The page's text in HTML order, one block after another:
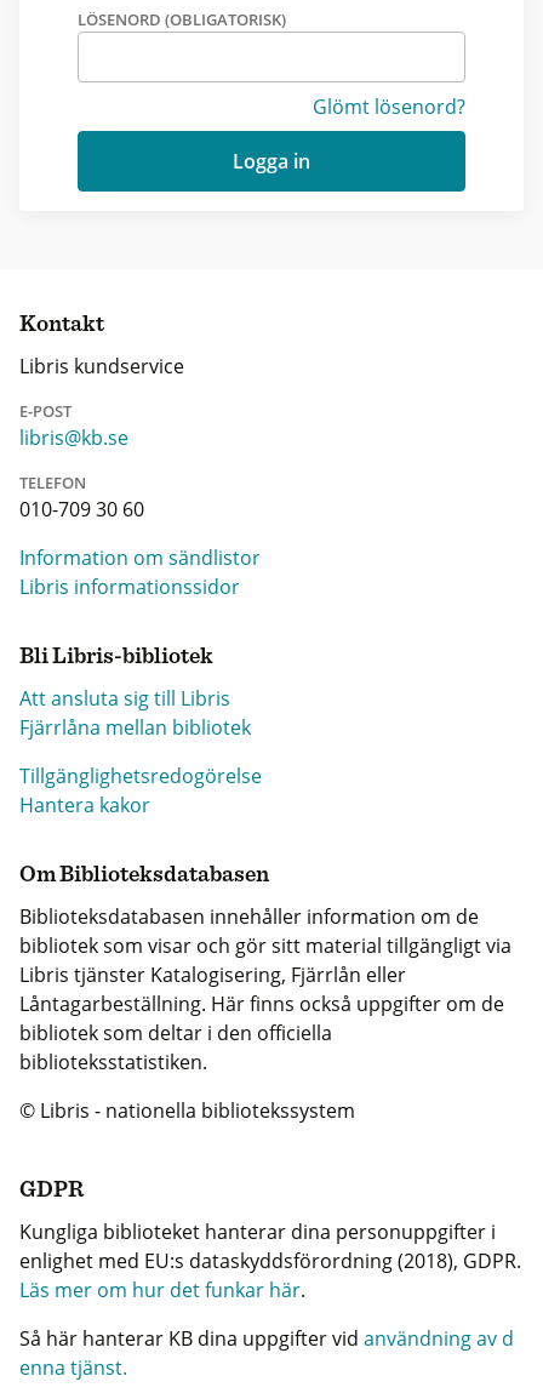
LÖSENORD (OBLIGATORISK)
Glömt lösenord?
Logga in
Kontakt
Libris kundservice
E-POST
libris@kb.se
TELEFON
010-709 30 60
Information om sändlistor
Libris informationssidor
Bli Libris-bibliotek
Att ansluta sig till Libris
Fjärrlåna mellan bibliotek
Tillgänglighetsredogörelse
Hantera kakor
Om Biblioteksdatabasen
Biblioteksdatabasen innehåller information om de
bibliotek som visar och gör sitt material tillgängligt via
Libris tjänster Katalogisering, Fjärrlån eller
Låntagarbeställning. Här finns också uppgifter om de
bibliotek som deltar i den officiella
biblioteksstatistiken.
© Libris - nationella bibliotekssystem
GDPR
Kungliga biblioteket hanterar dina personuppgifter i
enlighet med EU:s dataskyddsförordning (2018), GDPR.
Läs mer om hur det funkar här.
Så här hanterar KB dina uppgifter vid användning av d
enna tjänst.